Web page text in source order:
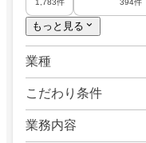
1,783件 394件
もっと見る
業種
こだわり条件
業務内容